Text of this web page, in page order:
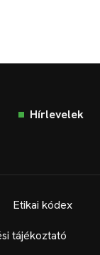
Hírlevelek
Etikai kódex
tájékoztató